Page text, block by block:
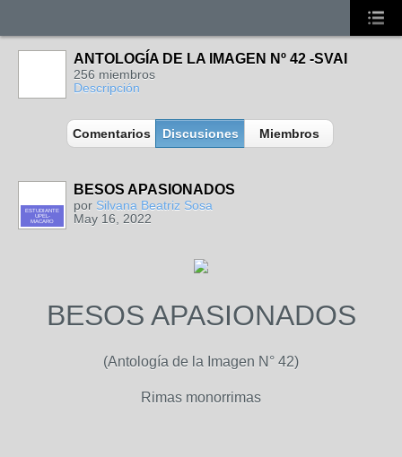
ANTOLOGÍA DE LA IMAGEN Nº 42 -SVAI
256 miembros
Descripción
Comentarios Discusiones Miembros
ESTUDIANTE
UPEL-
MACARO
BESOS APASIONADOS
por Silvana Beatriz Sosa
May 16, 2022
BESOS APASIONADOS
(Antología de la Imagen N° 42)
Rimas monorrimas